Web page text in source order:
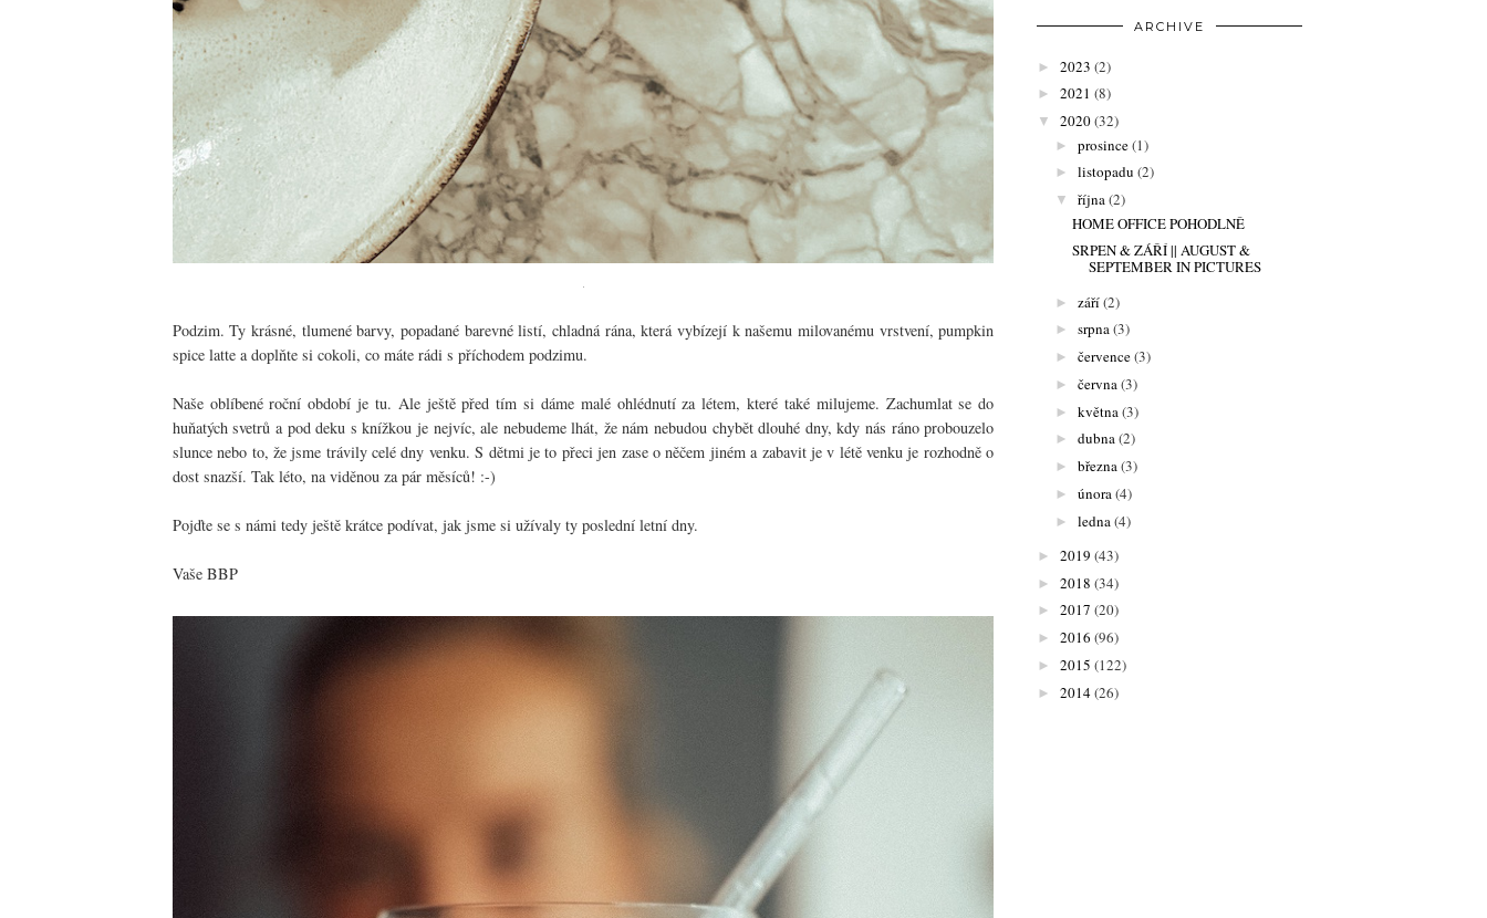
Podzim. Ty krásné, tlumené barvy, popadané barevné listí, chladná rána, která vybízejí k našemu milovanému vrstvení, pumpkin
spice latte a doplňte si cokoli, co máte rádi s příchodem podzimu.
Naše oblíbené roční období je tu. Ale ještě před tím si dáme malé ohlédnutí za létem, které také milujeme. Zachumlat se do
huňatých svetrů a pod deku s knížkou je nejvíc, ale nebudeme lhát, že nám nebudou chybět dlouhé dny, kdy nás ráno probouzelo
slunce nebo to, že jsme trávily celé dny venku. S dětmi je to přeci jen zase o něčem jiném a zabavit je v létě venku je rozhodně o
dost snazší. Tak léto, na viděnou za pár měsíců! :-)
Pojďte se s námi tedy ještě krátce podívat, jak jsme si užívaly ty poslední letní dny.
Vaše BBP
ARCHIVE
► 2023 (2)
► 2021 (8)
▼ 2020(32)
► prosince(1)
► listopadu (2)
▼ října(2)
HOME OFFICE POHODLNĚ
SRPEN & ZÁŘÍ || AUGUST &
SEPTEMBER IN PICTURES
► září(2)
► srpna(3)
► července(3)
► června(3)
► května(3)
► dubna(2)
► března(3)
► února(4)
► ledna(4)
► 2019 (43)
► 2018 (34)
► 2017 (20)
► 2016 (96)
► 2015 (122)
► 2014(26)